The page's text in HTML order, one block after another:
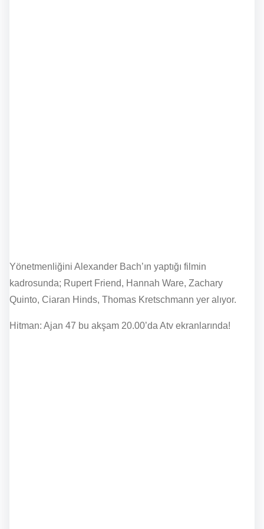
Yönetmenliğini Alexander Bach’ın yaptığı filmin
kadrosunda; Rupert Friend, Hannah Ware, Zachary
Quinto, Ciaran Hinds, Thomas Kretschmann yer alıyor.
Hitman: Ajan 47 bu akşam 20.00’da Atv ekranlarında!